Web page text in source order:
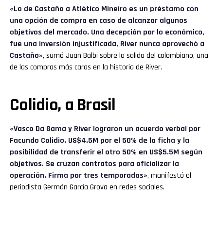
«Lo de Castaño a Atlético Mineiro es un préstamo con
una opción de compra en caso de alcanzar algunos
objetivos del mercado. Una decepción por lo económico,
fue una inversión injustificada, River nunca aprovechó a
Castaño», sumó Juan Balbi sobre la salida del colombiano, una
de las compras más caras en la historia de River.
Colidio, a Brasil
«Vasco Da Gama y River lograron un acuerdo verbal por
Facundo Colidio. US$4.5M por el 50% de la ficha y la
posibilidad de transferir el otro 50% en US$5.5M según
objetivos. Se cruzan contratos para oficializar la
operación. Firma por tres temporadas», manifestó el
periodista Germán García Grova en redes sociales.